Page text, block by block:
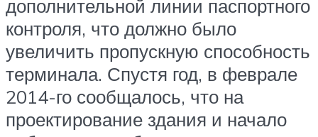
дополнительной линии паспортного
контроля, что должно было
увеличить пропускную способность
терминала. Спустя год, в феврале
2014-го сообщалось, что на
проектирование здания и начало